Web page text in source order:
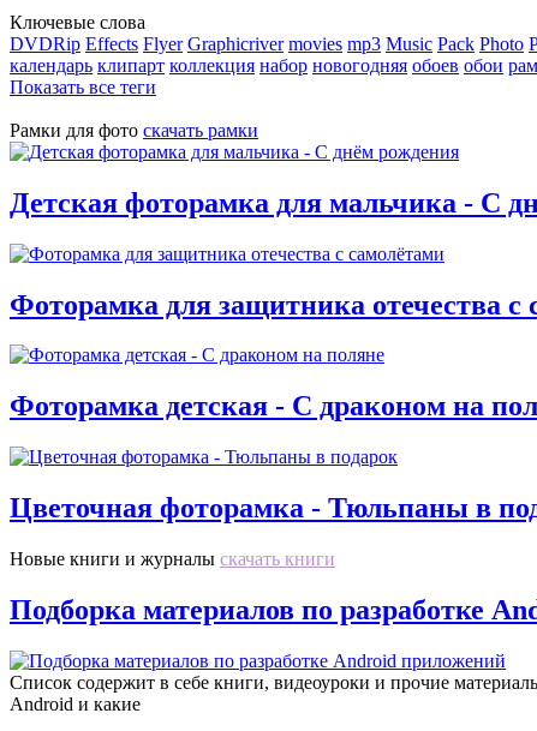
Ключевые слова
DVDRip Effects Flyer Graphicriver movies mp3 Music Pack Photo
календарь клипарт коллекция набор новогодняя обоев обои
Показать все теги
Рамки для фото скачать рамки
Детская фоторамка для мальчика - С
Фоторамка для защитника отечества с
Фоторамка детская - С драконом на
Цветочная фоторамка - Тюльпаны в
Новые книги и журналы скачать книги
Подборка материалов по разработке
Список содержит в себе книги, видеоуроки и прочие
Android и какие